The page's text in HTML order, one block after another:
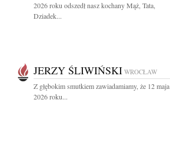
2026 roku odszedł nasz kochany Mąż, Tata,
Dziadek...
JERZY ŚLIWIŃSKI WROCŁAW
Z głębokim smutkiem zawiadamiamy, że 12 maja
2026 roku...